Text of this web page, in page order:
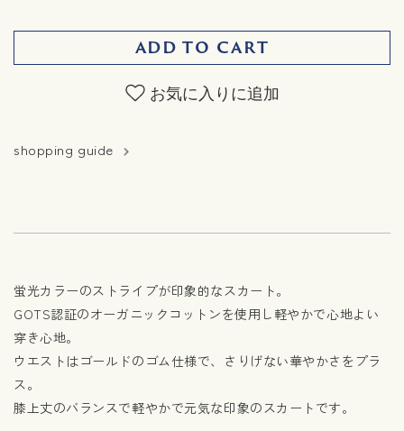
ADD TO CART
お気に入りに追加
shopping guide
蛍光カラーのストライプが印象的なスカート。
GOTS認証のオーガニックコットンを使用し軽やかで心地よい
穿き心地。
ウエストはゴールドのゴム仕様で、さりげない華やかさをプラ
ス。
膝上丈のバランスで軽やかで元気な印象のスカートです。